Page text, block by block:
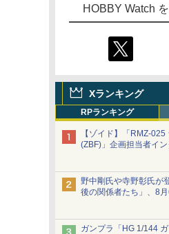
HOBBY Watch
Xランキング
RPランキング
【ゾイド】「RMZ-
(ZBF)」企画担当者イ
デザインまで再現可能
ト pic.x.com/
野中剛氏や寺野彰氏
後の関係者たち」、8
は「
ガンプラ「HG 1/144